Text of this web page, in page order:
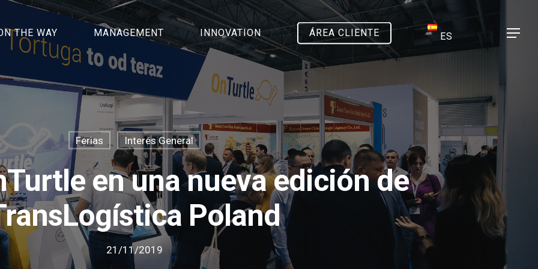
THE WAY MANAGEMENT INNOVATION ÁREA CLIENTE ES Menu
Ferias Interés General
en una nueva edición de
Poland
21/11/2019